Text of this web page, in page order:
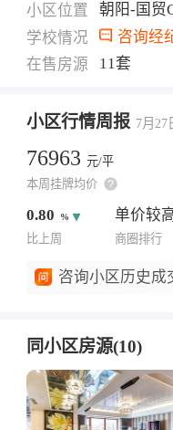
小区位置
朝阳-国贸
学校情况
咨询经
在售房源
11套
小区行情周报 7月27
76963 元/平
本周挂牌均价
0.80 %
比上周
单价较
商圈排行
咨询小区历史成
同小区房源(10)